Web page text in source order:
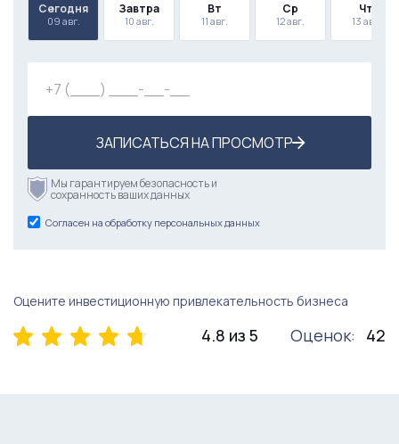
Сегодня
09 авг.
Завтра
10 авг.
Вт
11 авг.
Ср
12 авг.
Чт
13 авг.
ЗАПИСАТЬСЯ НА ПРОСМОТР
Мы гарантируем безопасность и
сохранность ваших данных
Согласен на обработку персональных данных
Оцените инвестиционную привлекательность бизнеса
4.8 из 5 Оценок: 42